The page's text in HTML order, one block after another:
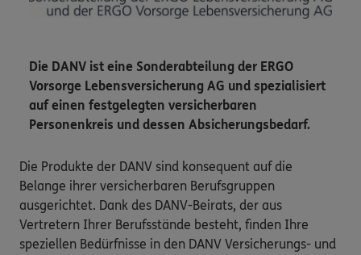
Die DANV ist eine Sonderabteilung der ERGO
Vorsorge Lebensversicherung AG und spezialisiert
auf einen festgelegten versicherbaren
Personenkreis und dessen Absicherungsbedarf.
Die Produkte der DANV sind konsequent auf die
Belange ihrer versicherbaren Berufsgruppen
ausgerichtet. Dank des DANV-Beirats, der aus
Vertretern Ihrer Berufsstände besteht, finden Ihre
speziellen Bedürfnisse in den DANV Versicherungs- und